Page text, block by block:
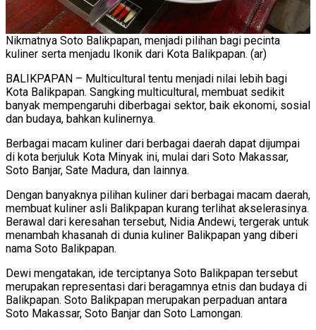
Nikmatnya Soto Balikpapan, menjadi pilihan bagi pecinta
kuliner serta menjadu Ikonik dari Kota Balikpapan. (ar)
BALIKPAPAN – Multicultural tentu menjadi nilai lebih bagi
Kota Balikpapan. Sangking multicultural, membuat sedikit
banyak mempengaruhi diberbagai sektor, baik ekonomi, sosial
dan budaya, bahkan kulinernya.
Berbagai macam kuliner dari berbagai daerah dapat dijumpai
di kota berjuluk Kota Minyak ini, mulai dari Soto Makassar,
Soto Banjar, Sate Madura, dan lainnya.
Dengan banyaknya pilihan kuliner dari berbagai macam daerah,
membuat kuliner asli Balikpapan kurang terlihat akselerasinya.
Berawal dari keresahan tersebut, Nidia Andewi, tergerak untuk
menambah khasanah di dunia kuliner Balikpapan yang diberi
nama Soto Balikpapan.
Dewi mengatakan, ide terciptanya Soto Balikpapan tersebut
merupakan representasi dari beragamnya etnis dan budaya di
Balikpapan. Soto Balikpapan merupakan perpaduan antara
Soto Makassar, Soto Banjar dan Soto Lamongan.